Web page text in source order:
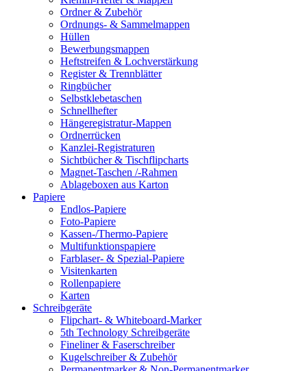
Ordner & Zubehör
Ordnungs- & Sammelmappen
Hüllen
Bewerbungsmappen
Heftstreifen & Lochverstärkung
Register & Trennblätter
Ringbücher
Selbstklebetaschen
Schnellhefter
Hängeregistratur-Mappen
Ordnerrücken
Kanzlei-Registraturen
Sichtbücher & Tischflipcharts
Magnet-Taschen /-Rahmen
Ablageboxen aus Karton
Papiere
Endlos-Papiere
Foto-Papiere
Kassen-/Thermo-Papiere
Multifunktionspapiere
Farblaser- & Spezial-Papiere
Visitenkarten
Rollenpapiere
Karten
Schreibgeräte
Flipchart- & Whiteboard-Marker
5th Technology Schreibgeräte
Fineliner & Faserschreiber
Kugelschreiber & Zubehör